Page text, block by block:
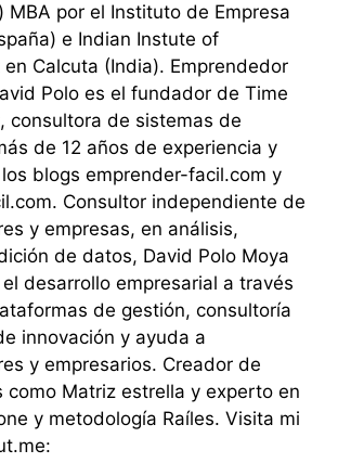
MBA por el Instituto de Empresa
e Indian Instute of
Calcuta (India). Emprendedor
Polo es el fundador de Time
consultora de sistemas de
de 12 años de experiencia y
blogs emprender-facil.com y
Consultor independiente de
y empresas, en análisis,
de datos, David Polo Moya
desarrollo empresarial a través
de gestión, consultoría
innovación y ayuda a
y empresarios. Creador de
como Matriz estrella y experto en
y metodología Raíles. Visita mi